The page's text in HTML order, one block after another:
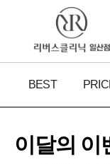
BEST
이달의 이